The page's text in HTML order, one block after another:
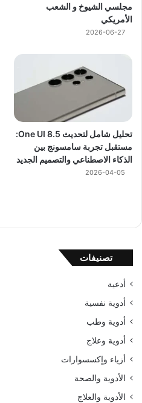
مجلسي الشيوخ و الشعب
الأمريكي
2026-06-27
تحليل شامل لتحديث One UI 8.5:
مستقبل تجربة سامسونج بين
الذكاء الاصطناعي والتصميم الجديد
2026-04-05
تصنيفات
أدعية
أدوية نفسية
أدوية وطب
أدوية وعلاج
أزياء وإكسسوارات
الأدوية والصحة
الأدوية والعلاج